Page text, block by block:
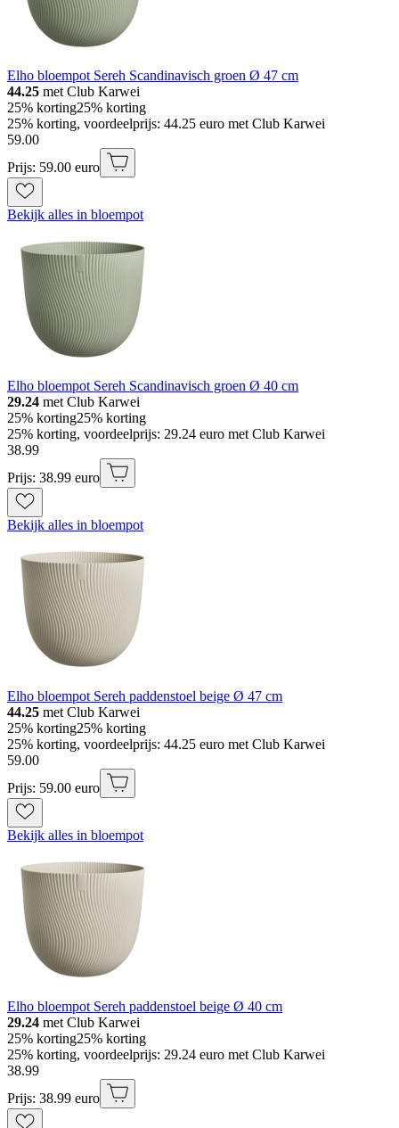
Elho bloempot Sereh Scandinavisch groen Ø 47 cm
44.25 met Club Karwei
25% korting25% korting
25% korting, voordeelprijs: 44.25 euro met Club Karwei
59.00
Prijs: 59.00 euro
Bekijk alles in bloempot
Elho bloempot Sereh Scandinavisch groen Ø 40 cm
29.24 met Club Karwei
25% korting25% korting
25% korting, voordeelprijs: 29.24 euro met Club Karwei
38.99
Prijs: 38.99 euro
Bekijk alles in bloempot
Elho bloempot Sereh paddenstoel beige Ø 47 cm
44.25 met Club Karwei
25% korting25% korting
25% korting, voordeelprijs: 44.25 euro met Club Karwei
59.00
Prijs: 59.00 euro
Bekijk alles in bloempot
Elho bloempot Sereh paddenstoel beige Ø 40 cm
29.24 met Club Karwei
25% korting25% korting
25% korting, voordeelprijs: 29.24 euro met Club Karwei
38.99
Prijs: 38.99 euro